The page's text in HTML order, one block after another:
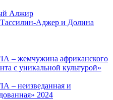
Алжир
Аджер и Долина
– жемчужина африканского
с уникальной культурой»
– неизведанная и
2024